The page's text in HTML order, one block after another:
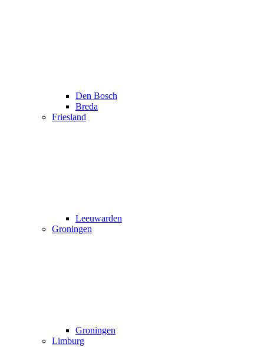
Den Bosch
Breda
Friesland
Leeuwarden
Groningen
Groningen
Limburg